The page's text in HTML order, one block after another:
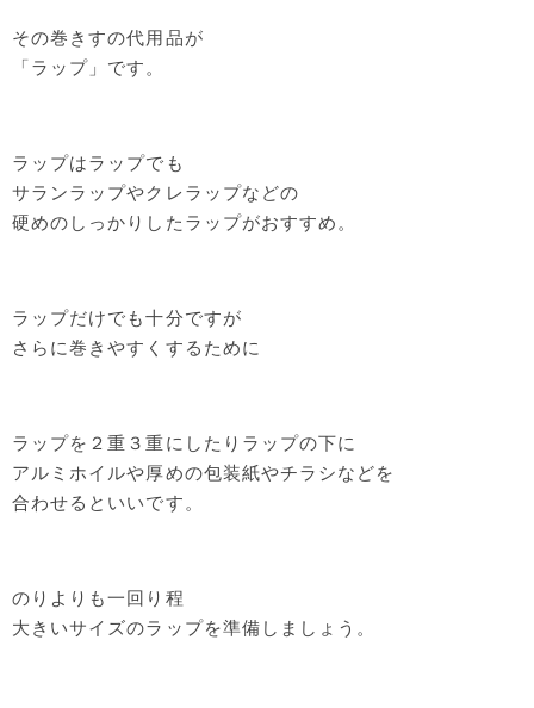
その巻きすの代用品が
「ラップ」です。
ラップはラップでも
サランラップやクレラップなどの
硬めのしっかりしたラップがおすすめ。
ラップだけでも十分ですが
さらに巻きやすくするために
ラップを２重３重にしたりラップの下に
アルミホイルや厚めの包装紙やチラシなどを
合わせるといいです。
のりよりも一回り程
大きいサイズのラップを準備しましょう。